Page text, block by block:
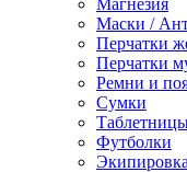
Магнезия
Маски /
Перчатки
Перчатки
Ремни и
Сумки
Футболки
Экипировка